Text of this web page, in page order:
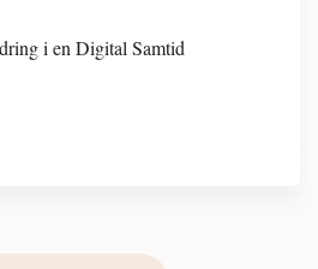
i en Digital Samtid